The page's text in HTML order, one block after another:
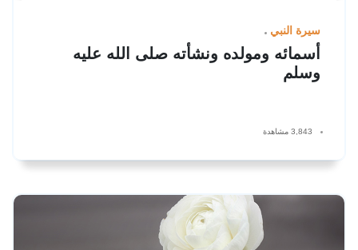
سيرة النبي
أسمائه ومولده ونشأته صلى الله عليه
وسلم
3,843 مشاهدة